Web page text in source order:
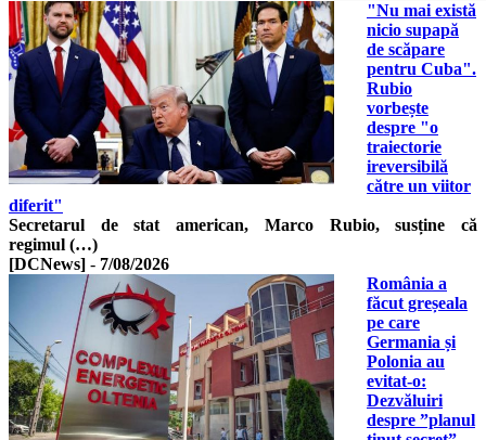
"Nu mai există
nicio supapă
de scăpare
pentru Cuba".
Rubio
vorbește
despre "o
traiectorie
ireversibilă
către un viitor
diferit"
Secretarul de stat american, Marco Rubio, susține că
regimul (…)
[DCNews] - 7/08/2026
România a
făcut greșeala
pe care
Germania și
Polonia au
evitat-o:
Dezvăluiri
despre ”planul